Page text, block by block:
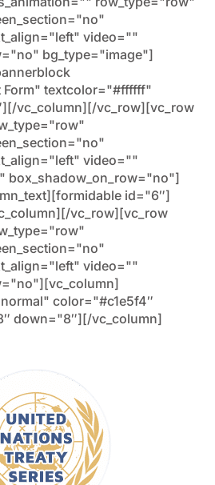
video=""
bg_type="image"]
Form" textcolor="#ffffff"
vc_column][/vc_row][vc_row
video=""
box_shadow_on_row="no"]
id="6″]
vc_row][vc_row
video=""
color="#c1e5f4″
down="8″][/vc_column]